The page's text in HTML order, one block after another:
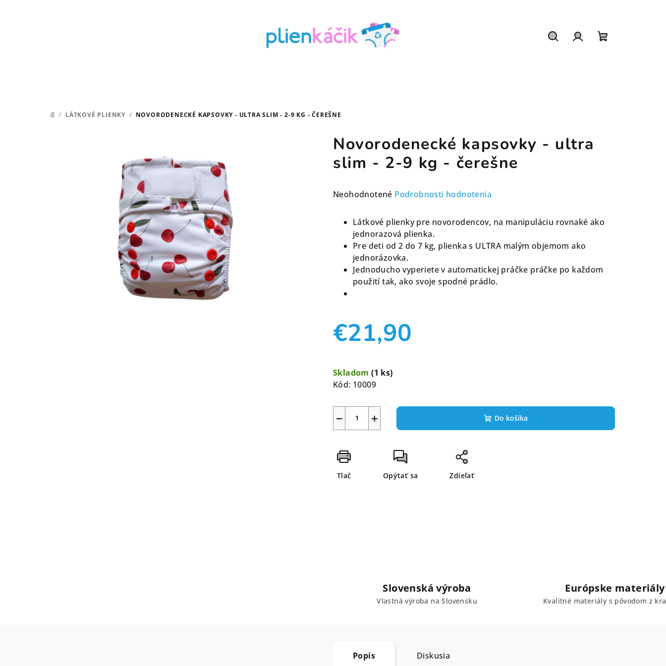
DOMOV
/ LÁTKOVÉ PLIENKY / NOVORODENECKÉ KAPSOVKY - ULTRA SLIM - 2-9 KG - ČEREŠNE
Novorodenecké kapsovky - ultra
slim - 2-9 kg - čerešne
Priemerné
produktu
hviezdičiek.
Neohodnotené Podrobnosti hodnotenia
Látkové plienky pre novorodencov, na manipuláciu rovnaké ako
jednorazová plienka.
Pre deti od 2 do 7 kg, plienka s ULTRA malým objemom ako
jednorázovka.
Jednoducho vyperiete v automatickej práčke práčke po každom
použití tak, ako svoje spodné prádlo.
€21,90
cena:
Skladom(1 ks)
Kód: 10009
+
− Do košíka
Tlač Opýtať sa Zdieľať
Slovenská výroba
Vlastná výroba na Slovensku
Európske materiály
Kvalitné materiály s pôvodom z
Popis Diskusia